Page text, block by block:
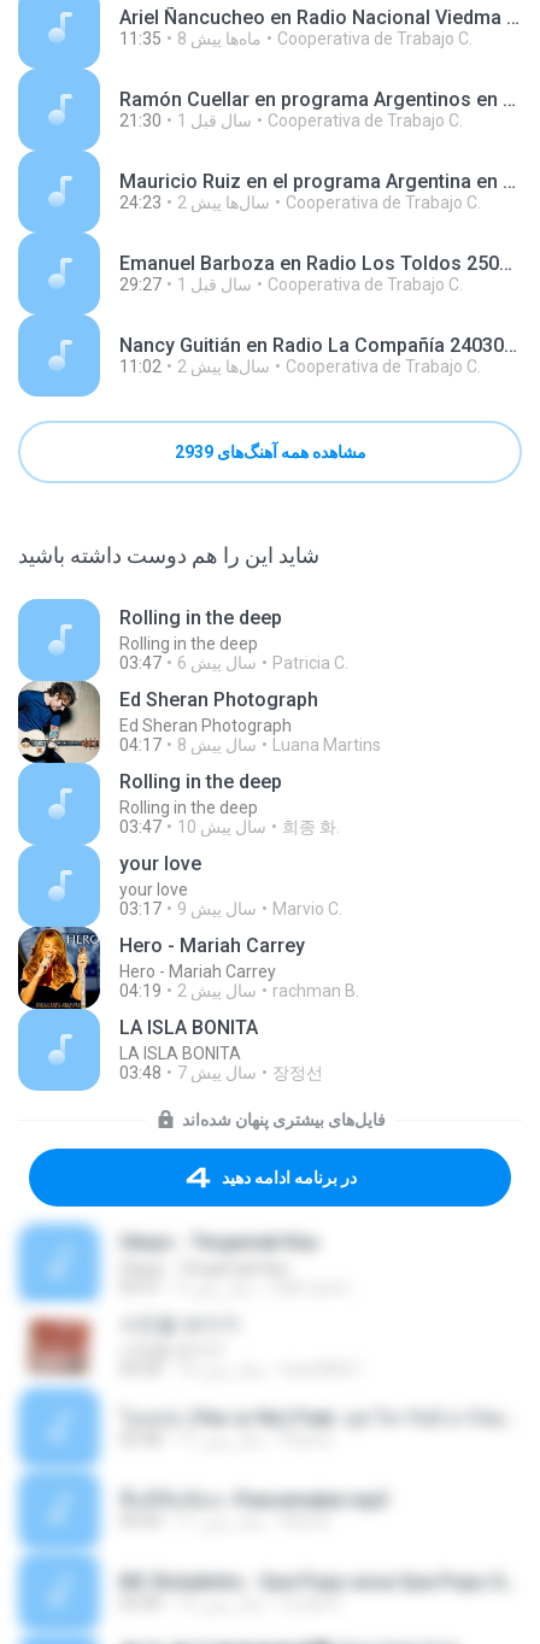
Ariel Ñancucheo en Radio Nacional Viedma 251113.mp3
11:35 8 ماه‌ها پیش Cooperativa de Trabajo C.
Ramón Cuellar en programa Argentinos en el Mundo, en Radio Argentina 241111.mp3
21:30 1 سال‌ قبل Cooperativa de Trabajo C.
Mauricio Ruiz en el programa Argentina en el Mundo, en Radio Argentina 231214.mp3
24:23 2 سال‌ها پیش Cooperativa de Trabajo C.
Emanuel Barboza en Radio Los Toldos 250627.mp3
29:27 1 سال‌ قبل Cooperativa de Trabajo C.
Nancy Guitián en Radio La Compañía 240307.mp3
11:02 2 سال‌ها پیش Cooperativa de Trabajo C.
مشاهده همه آهنگ‌های 2939
شاید این را هم دوست داشته باشید
Rolling in the deep
Rolling in the deep
03:47
6 سال پیش Patricia C.
Ed Sheran Photograph
Ed Sheran Photograph
04:17
8 سال پیش Luana Martins
Rolling in the deep
Rolling in the deep
03:47
10 سال پیش 희종 화.
your love
your love
03:17
9 سال پیش Marvio C.
Hero - Mariah Carrey
Hero - Mariah Carrey
04:19
2 سال پیش rachman B.
LA ISLA BONITA
LA ISLA BONITA
03:48
7 سال پیش 장정선
فایل‌های بیشتری پنهان شده‌اند
در برنامه ادامه دهید
Ukays - Tergamak Kau
사진을 보다가
พื้นที่ซับซ้อน -Peacemaker.mp3